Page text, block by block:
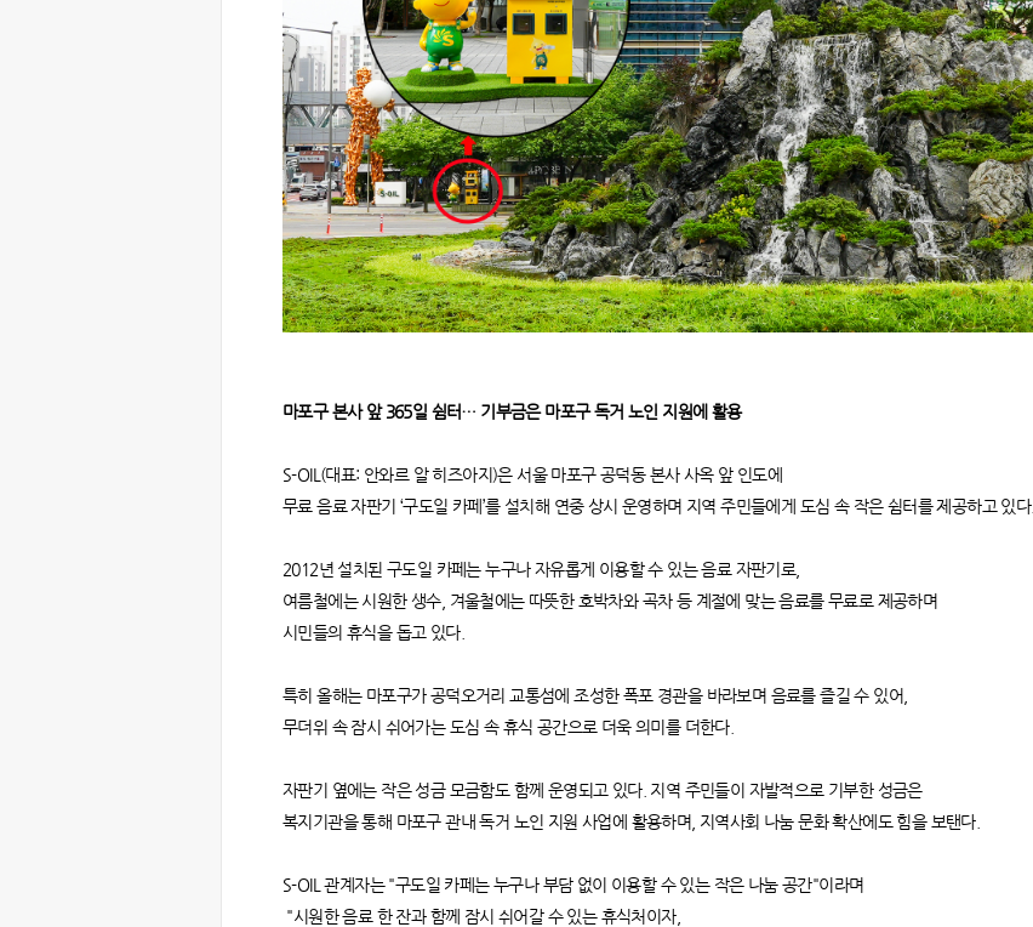
마포구 본사 앞 365일 쉼터… 기부금은 마포구 독거 노인 지원에 활용
S-OIL(대표: 안와르 알 히즈아지)은 서울 마포구 공덕동 본사 사옥 앞 인도에
무료 음료 자판기 ‘구도일 카페’를 설치해 연중 상시 운영하며 지역 주민들에게 도심 속 작은 쉼터를 제공하고 있다.
2012년 설치된 구도일 카페는 누구나 자유롭게 이용할 수 있는 음료 자판기로,
여름철에는 시원한 생수, 겨울철에는 따뜻한 호박차와 곡차 등 계절에 맞는 음료를 무료로 제공하며
시민들의 휴식을 돕고 있다.
특히 올해는 마포구가 공덕오거리 교통섬에 조성한 폭포 경관을 바라보며 음료를 즐길 수 있어,
무더위 속 잠시 쉬어가는 도심 속 휴식 공간으로 더욱 의미를 더한다.
자판기 옆에는 작은 성금 모금함도 함께 운영되고 있다. 지역 주민들이 자발적으로 기부한 성금은
복지기관을 통해 마포구 관내 독거 노인 지원 사업에 활용하며, 지역사회 나눔 문화 확산에도 힘을 보탠다.
S-OIL 관계자는 "구도일 카페는 누구나 부담 없이 이용할 수 있는 작은 나눔 공간"이라며
"시원한 음료 한 잔과 함께 잠시 쉬어갈 수 있는 휴식처이자,